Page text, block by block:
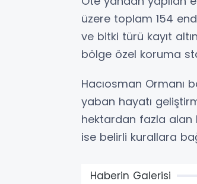
üzere toplam 154
ve bitki türü kayıt
bölge özel koruma
Hacıosman Ormanı
yaban hayatı
hektardan fazla alan
ise belirli kurallara
Haberin Galerisi